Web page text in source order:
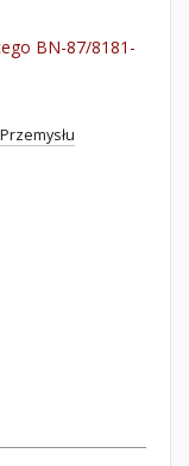
BN-87/8181-